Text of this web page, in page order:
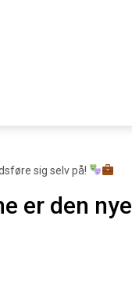
sig selv på!
er den nye